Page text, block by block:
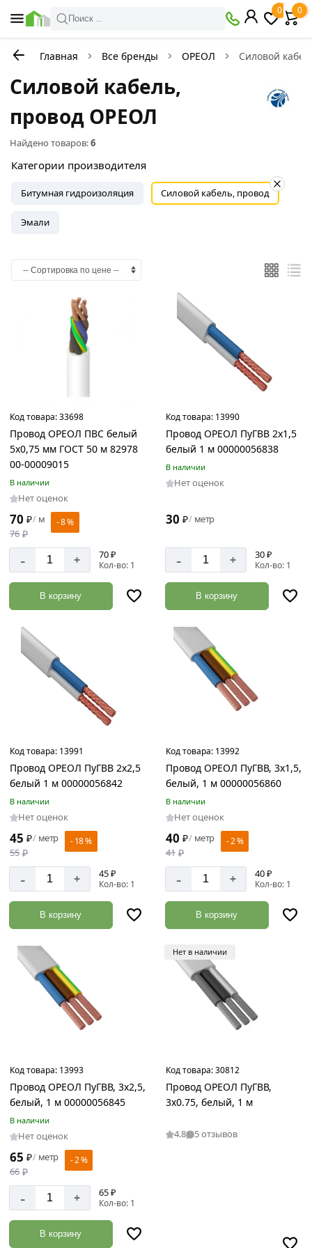
Поиск ..
0 0
Главная Все бренды ОРЕОЛ Силовой
Силовой кабель,
провод ОРЕОЛ
Найдено товаров:6
Категории производителя
Битумная гидроизоляция Силовой кабель, провод
Эмали
Код товара:33698
Провод ОРЕОЛ ПВС белый
5х0,75 мм ГОСТ 50 м 82978
00-00009015
В наличии
Нет оценок
70 ₽/ м
76 ₽
- 8 %
- + 70 ₽
Кол-во: 1
В корзину
Код товара: 13990
Провод ОРЕОЛ ПуГВВ 2х1,5
белый 1 м 00000056838
В наличии
Нет оценок
30 ₽/ метр
- + 30 ₽
Кол-во: 1
В корзину
Код товара: 13991
Провод ОРЕОЛ ПуГВВ 2х2,5
белый 1 м 00000056842
В наличии
Нет оценок
45 ₽/ метр
55 ₽
- 18 %
- + 45 ₽
Кол-во: 1
В корзину
Код товара: 13992
Провод ОРЕОЛ ПуГВВ, 3x1,5,
белый, 1 м 00000056860
В наличии
Нет оценок
40 ₽/ метр
41 ₽
- 2 %
- + 40 ₽
Кол-во: 1
В корзину
Код товара: 13993
Провод ОРЕОЛ ПуГВВ, 3x2,5,
белый, 1 м 00000056845
В наличии
Нет оценок
65 ₽/ метр
66 ₽
- 2 %
- + 65 ₽
Кол-во: 1
В корзину
Нет в наличии
Код товара:30812
Провод ОРЕОЛ ПуГВВ,
3x0.75, белый, 1 м
4.8 5 отзывов